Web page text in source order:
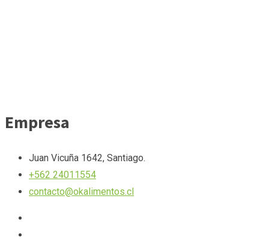
Empresa
Juan Vicuña 1642, Santiago.
+562 24011554
contacto@okalimentos.cl